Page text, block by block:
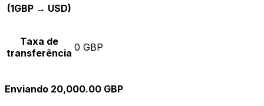
(1GBP → USD)
Taxa de
transferência 0 GBP
Enviando 20,000.00 GBP